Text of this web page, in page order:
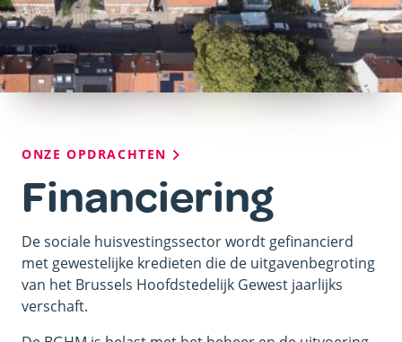
Kruimelpad
ONZE OPDRACHTEN
Financiering
De sociale huisvestingssector wordt gefinancierd
met gewestelijke kredieten die de uitgavenbegroting
van het Brussels Hoofdstedelijk Gewest jaarlijks
verschaft.